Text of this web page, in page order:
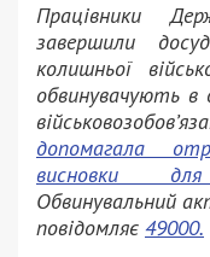
Працівники
завершили
колишньої
обвинувачують в
допомагала
висновки для
Обвинувальний
повідомляє 49000.